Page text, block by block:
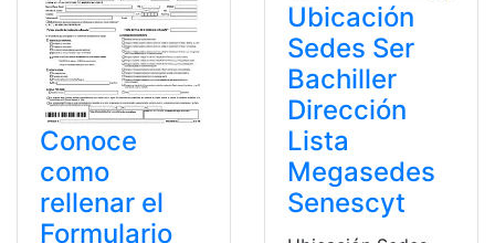
Conoce
como
rellenar el
Formulario
Ubicación
Sedes Ser
Bachiller
Dirección
Lista
Megasedes
Senescyt